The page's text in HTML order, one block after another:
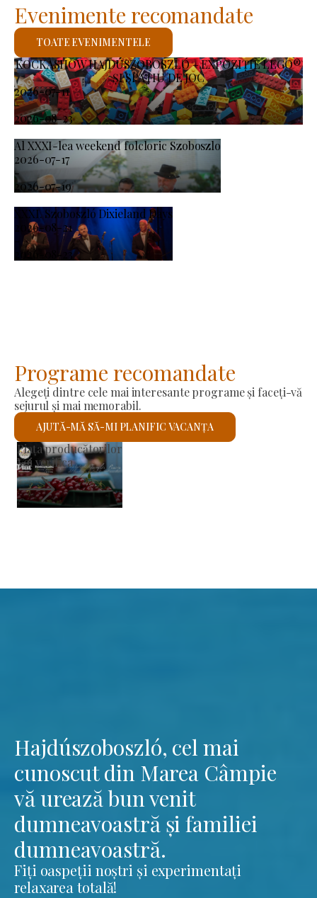
KOCKASHOW HAJDÚSZOBOSZLÓ – EXPOZIȚIE LEGO®
ȘI SPAȚIU DE JOC
2026-07-11
-
2026-08-23
Al XXXI-lea weekend folcloric Szoboszlo
2026-07-17
-
2026-07-19
XXXI. Szoboszló Dixieland Days
2026-08-21
-
2026-08-23
Evenimente recomandate
TOATE EVENIMENTELE
Programe recomandate
Alegeți dintre cele mai interesante programe și faceți-vă
sejurul și mai memorabil.
AJUTĂ-MĂ SĂ-MI PLANIFIC VACANȚA
Biserica romano-catolică Sfântul László
Voi verifica
Hajdúszoboszló, cel mai
cunoscut din Marea Câmpie
vă urează bun venit
dumneavoastră și familiei
dumneavoastră.
Fiți oaspeții noștri și experimentați
relaxarea totală!